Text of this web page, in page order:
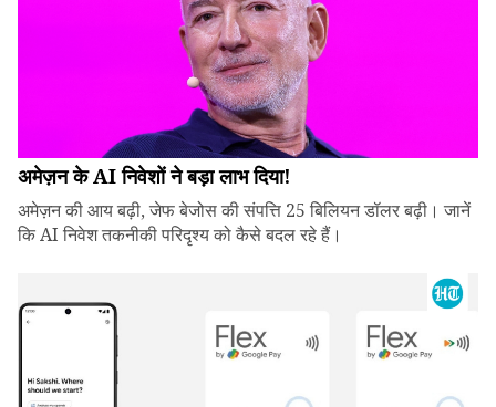
अमेज़न के AI निवेशों ने बड़ा लाभ दिया!
अमेज़न की आय बढ़ी, जेफ बेजोस की संपत्ति 25 बिलियन डॉलर बढ़ी। जानें
कि AI निवेश तकनीकी परिदृश्य को कैसे बदल रहे हैं।